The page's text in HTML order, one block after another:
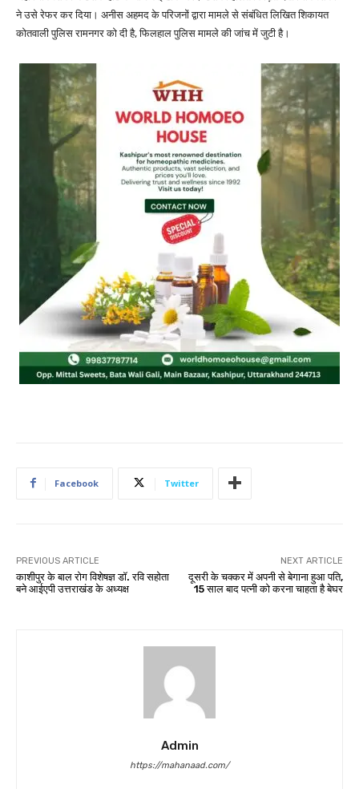
ने उसे रेफर कर दिया। अनीस अहमद के परिजनों द्वारा मामले से संबंधित लिखित शिकायत
कोतवाली पुलिस रामनगर को दी है, फिलहाल पुलिस मामले की जांच में जुटी है।
Facebook Twitter
PREVIOUS ARTICLE
काशीपुर के बाल रोग विशेषज्ञ डॉ. रवि सहोता
बने आईएपी उत्तराखंड के अध्यक्ष
NEXT ARTICLE
दूसरी के चक्कर में अपनी से बेगाना हुआ पति,
15 साल बाद पत्नी को करना चाहता है बेघर
Admin
https://mahanaad.com/